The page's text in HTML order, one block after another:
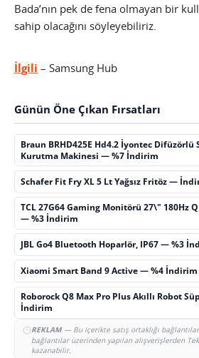
Bada’nın pek de fena olmayan bir
sahip olacağını söyleyebiliriz.
İlgili – Samsung Hub
Günün Öne Çıkan Fırsatları
Braun BRHD425E Hd4.2 İyontec Difüzörlü
Kurutma Makinesi — %7 İndirim
Schafer Fit Fry XL 5 Lt Yağsız Fritöz —
TCL 27G64 Gaming Monitörü 27\" 180Hz
— %3 İndirim
JBL Go4 Bluetooth Hoparlör, IP67 — %3
Xiaomi Smart Band 9 Active — %4 İndirim
Roborock Q8 Max Pro Plus Akıllı Robot
İndirim
REKLAM— Bu içerikte satış ortaklığı
bağlantılar üzerinden yapılan alışverişlerden
kazanabilir.